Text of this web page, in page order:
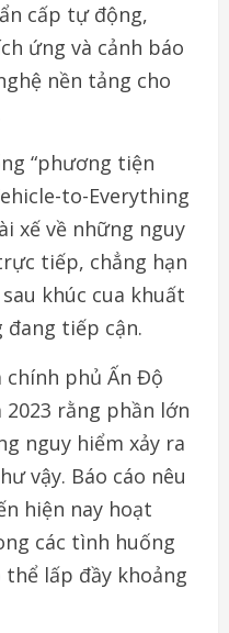
cấp tự động,
ứng và cảnh báo
nền tảng cho
“phương tiện
to-Everything
xế về những nguy
tiếp, chẳng hạn
khúc cua khuất
tiếp cận.
phủ Ấn Độ
rằng phần lớn
nguy hiểm xảy ra
vậy. Báo cáo nêu
hiện nay hoạt
các tình huống
thể lấp đầy khoảng